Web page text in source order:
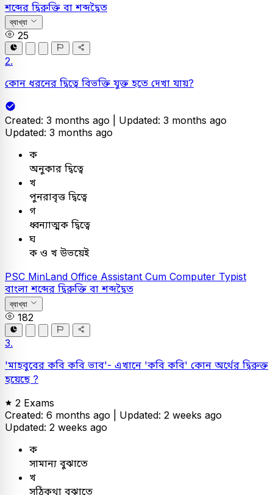
শব্দের দ্বিরুক্তি বা শব্দদ্বৈত
ব্যাখ্যা
25
2.
কোন ধরনের দ্বিত্বে বিভক্তি যুক্ত হতে দেখা যায়?
Created: 3 months ago | Updated: 3 months ago
Updated: 3 months ago
ক
অনুকার দ্বিত্বে
খ
পুনরাবৃত্ত দ্বিত্বে
গ
ধ্বন্যাত্মক দ্বিত্বে
ঘ
ক ও খ উভয়েই
PSC MinLand Office Assistant Cum Computer Typist
বাংলাশব্দের দ্বিরুক্তি বা শব্দদ্বৈত
ব্যাখ্যা
182
3.
'মাহবুবের কবি কবি ভাব'- এখানে 'কবি কবি' কোন অর্থের দ্বিরুক্ত
হয়েছে ?
2 Exams
Created: 6 months ago | Updated: 2 weeks ago
Updated: 2 weeks ago
ক
সামান্য বুঝাতে
খ
সঠিকথা বুঝাতে